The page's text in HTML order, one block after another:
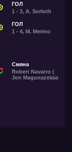
ГОЛ
1 - 3, A. Sorloth
ГОЛ
1 - 4, M. Merino
Смяна
Robert Navarro |
Jon Magunazelaia